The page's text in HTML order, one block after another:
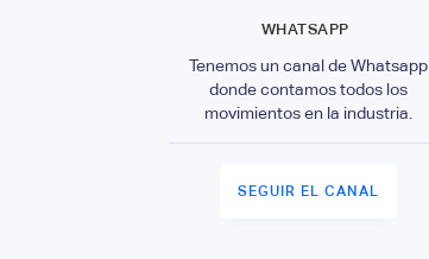
WHATSAPP
Tenemos un canal de Whatsapp
donde contamos todos los
movimientos en la industria.
SEGUIR EL CANAL